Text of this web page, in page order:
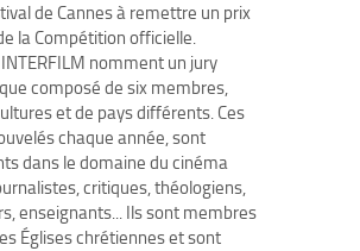
de Cannes à remettre un prix
la Compétition officielle.
INTERFILM nomment un jury
composé de six membres,
et de pays différents. Ces
chaque année, sont
dans le domaine du cinéma
critiques, théologiens,
enseignants... Ils sont membres
Églises chrétiennes et sont